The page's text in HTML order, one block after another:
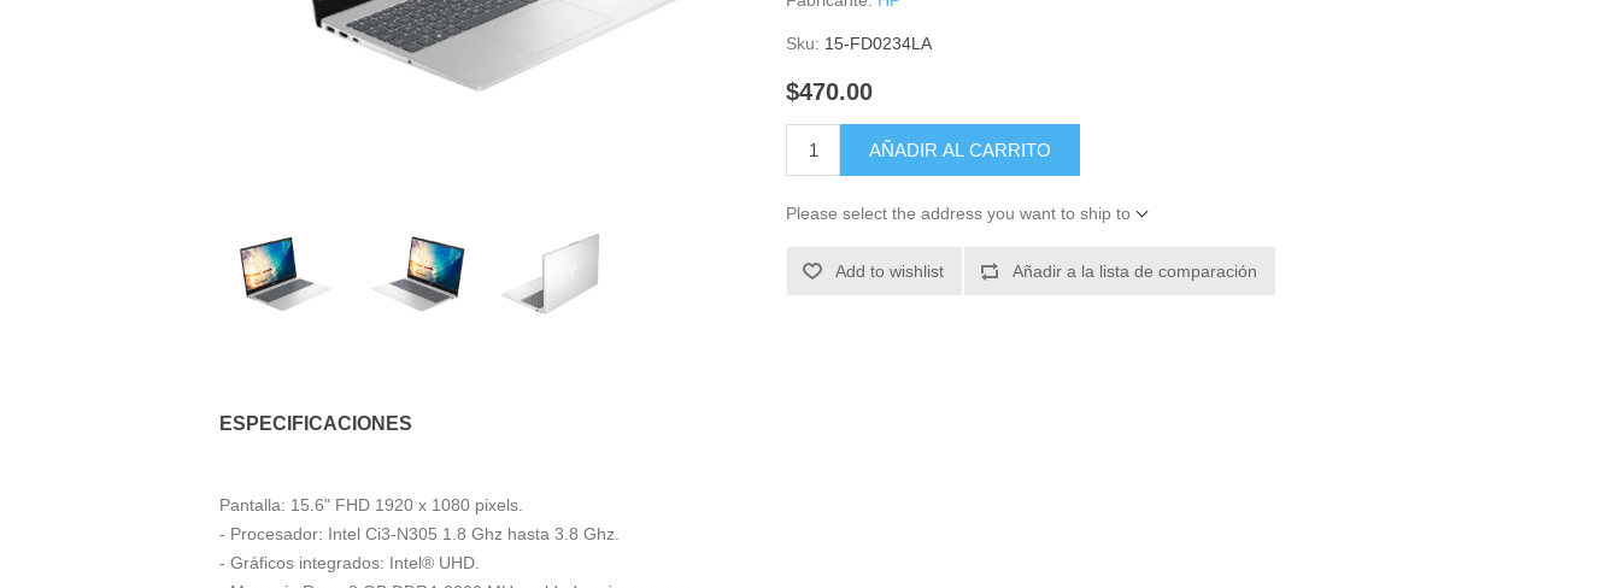
Sku: 15-FD0234LA
$470.00
AÑADIR AL CARRITO
Please select the address you want to ship to
Add to wishlist Añadir a la lista de comparación
ESPECIFICACIONES
Pantalla: 15.6" FHD 1920 x 1080 pixels.
- Procesador: Intel Ci3-N305 1.8 Ghz hasta 3.8 Ghz.
- Gráficos integrados: Intel® UHD.